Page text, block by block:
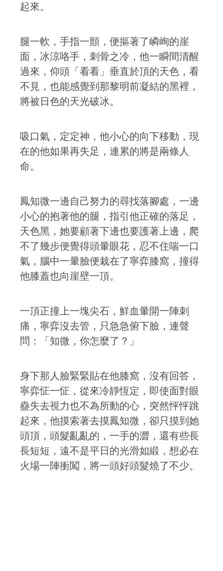
起來。
腿一軟，手指一顫，便摳著了嶙峋的崖
面，冰涼咯手，刺骨之冷，他一瞬間清醒
過來，仰頭「看看」垂直於頂的天色，看
不見，也能感覺到那黎明前凝結的黑裡，
將被日色的天光破冰。
吸口氣，定定神，他小心的向下移動，現
在的他如果再失足，連累的將是兩條人
命。
鳳知微一邊自己努力的尋找落腳處，一邊
小心的抱著他的腿，指引他正確的落足，
天色黑，她要顧著下邊也要護著上邊，爬
不了幾步便覺得頭暈眼花，忍不住喘一口
氣，腦中一暈臉便栽在了寧弈膝窩，撞得
他膝蓋也向崖壁一頂。
一頂正撞上一塊尖石，鮮血暈開一陣刺
痛，寧弈沒去管，只急急俯下臉，連聲
問：「知微，你怎麼了？」
身下那人臉緊緊貼在他膝窩，沒有回答，
寧弈怔一怔，從來冷靜恆定，即使面對眼
蠱失去視力也不為所動的心，突然怦怦跳
起來，他摸索著去摸鳳知微，卻只摸到她
頭頂，頭髮亂亂的，一手的澀，還有些長
長短短，遠不是平日的光滑如緞，想必在
火場一陣衝闖，將一頭好頭髮燒了不少。